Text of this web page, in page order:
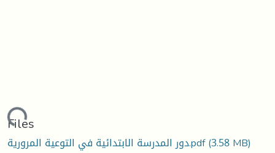
Files
دور المدرسة الابتدائية في التوعية المرورية.pdf(3.58 MB)